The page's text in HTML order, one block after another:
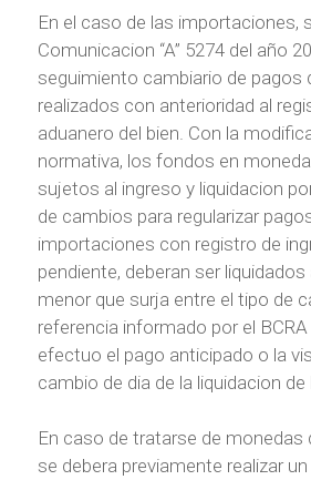
En el caso de las importaciones,
Comunicacion “A” 5274 del año
seguimiento cambiario de pagos
realizados con anterioridad al
aduanero del bien. Con la
normativa, los fondos en
sujetos al ingreso y liquidacion
de cambios para regularizar
importaciones con registro de
pendiente, deberan ser
menor que surja entre el tipo de
referencia informado por el
efectuo el pago anticipado o la
cambio de dia de la liquidacion
En caso de tratarse de monedas
se debera previamente realizar